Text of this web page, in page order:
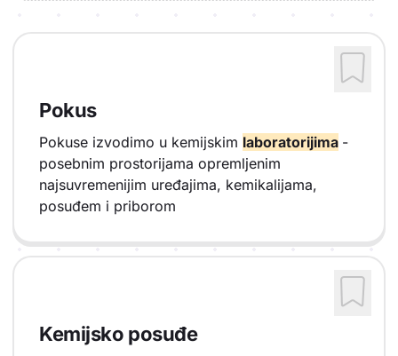
Pokus
Pokuse izvodimo u kemijskim laboratorijima -
posebnim prostorijama opremljenim
najsuvremenijim uređajima, kemikalijama,
posuđem i priborom
Kemijsko posuđe